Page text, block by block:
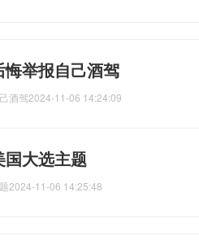
举报自己酒驾
酒驾2024-11-06 14:24:09
大选主题
2024-11-06 14:25:48